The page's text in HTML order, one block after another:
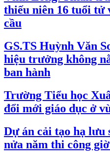
thiếu niên 16 tuổi tử
cầu
GS.TS Huỳnh Văn
hiệu trưởng không
ban hành
Trường Tiểu học
đổi mới giáo dục ở
Dự án cải tạo hạ lưu
nửa năm thi công